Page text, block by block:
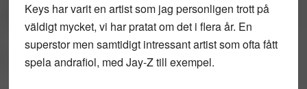
Keys har varit en artist som jag personligen trott på
väldigt mycket, vi har pratat om det i flera år. En
superstor men samtidigt intressant artist som ofta fått
spela andrafiol, med Jay-Z till exempel.